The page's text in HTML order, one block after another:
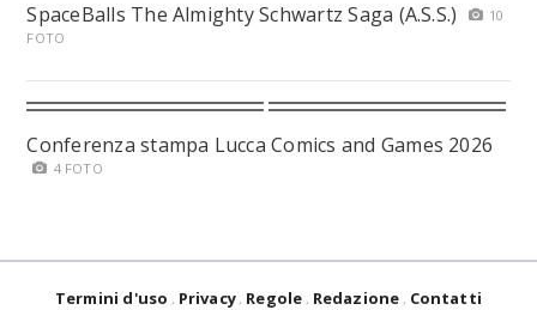
SpaceBalls The Almighty Schwartz Saga (A.S.S.)
10
FOTO
Conferenza stampa Lucca Comics and Games 2026
4 FOTO
Termini d'uso Privacy Regole Redazione Contatti